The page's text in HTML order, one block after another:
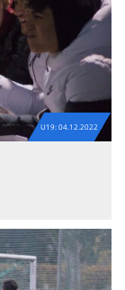
U19: 04.12.2022